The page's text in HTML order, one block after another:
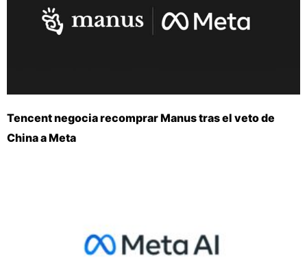
Tencent negocia recomprar Manus tras el veto de
China a Meta